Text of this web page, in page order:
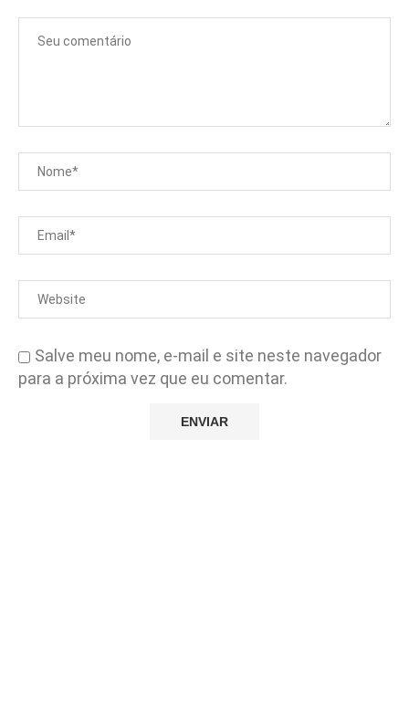
Salve meu nome, e-mail e site neste navegador
para a próxima vez que eu comentar.